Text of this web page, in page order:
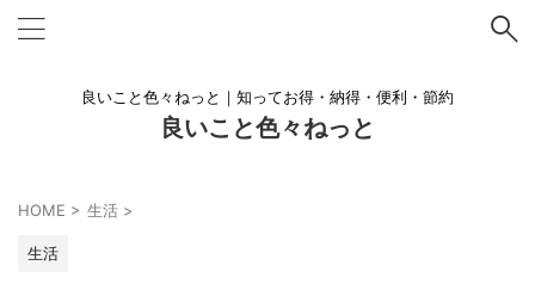
良いこと色々ねっと｜知ってお得・納得・便利・節約
良いこと色々ねっと
HOME > 生活 >
生活